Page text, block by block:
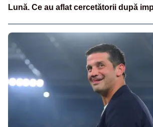
Lună. Ce au aflat cercetătorii după